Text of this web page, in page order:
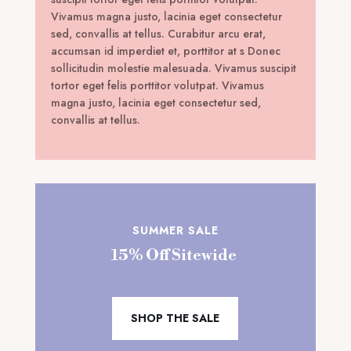
Vivamus magna justo, lacinia eget consectetur
sed, convallis at tellus. Curabitur arcu erat,
accumsan id imperdiet et, porttitor at s Donec
sollicitudin molestie malesuada. Vivamus suscipit
tortor eget felis porttitor volutpat. Vivamus
magna justo, lacinia eget consectetur sed,
convallis at tellus.
SUMMER SALE
15% Off Sitewide
SHOP THE SALE